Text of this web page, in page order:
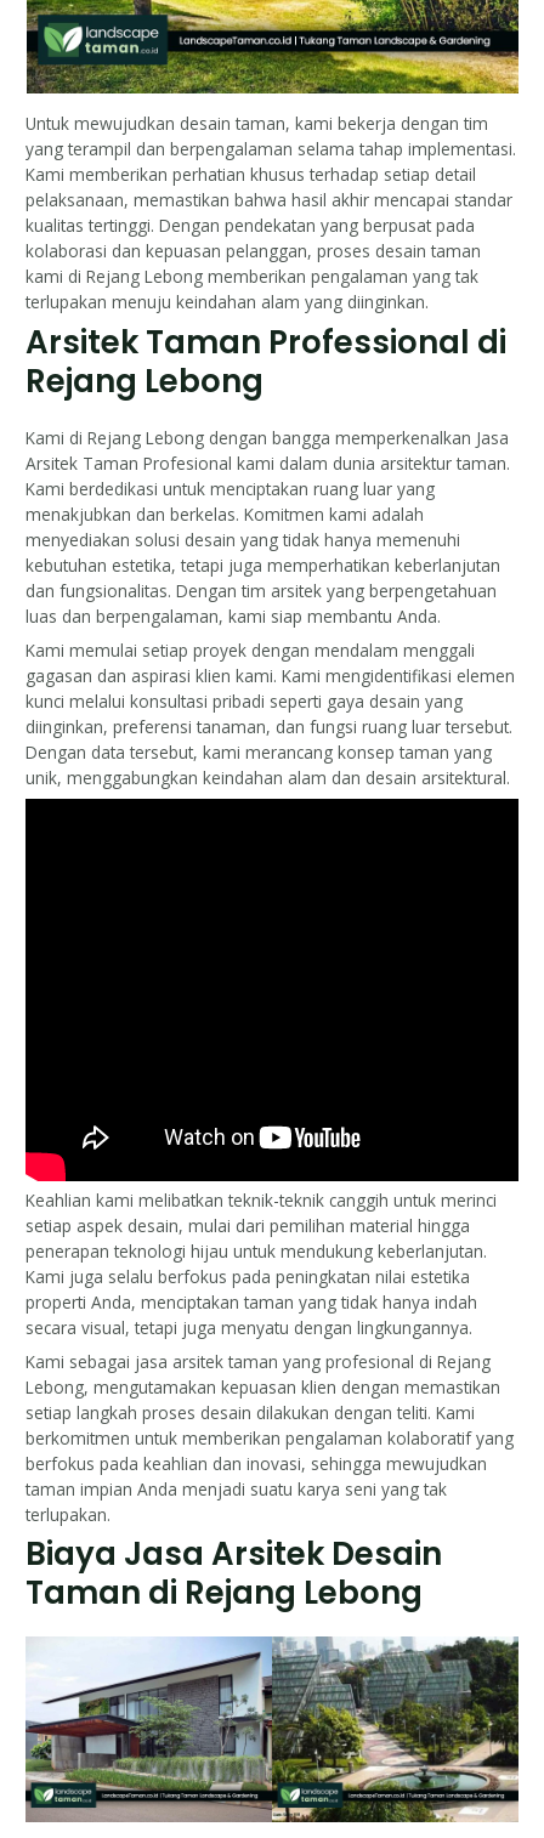
Untuk mewujudkan desain taman, kami bekerja dengan tim
yang terampil dan berpengalaman selama tahap implementasi.
Kami memberikan perhatian khusus terhadap setiap detail
pelaksanaan, memastikan bahwa hasil akhir mencapai standar
kualitas tertinggi. Dengan pendekatan yang berpusat pada
kolaborasi dan kepuasan pelanggan, proses desain taman
kami di Rejang Lebong memberikan pengalaman yang tak
terlupakan menuju keindahan alam yang diinginkan.
Arsitek Taman Professional di
Rejang Lebong
Kami di Rejang Lebong dengan bangga memperkenalkan Jasa
Arsitek Taman Profesional kami dalam dunia arsitektur taman.
Kami berdedikasi untuk menciptakan ruang luar yang
menakjubkan dan berkelas. Komitmen kami adalah
menyediakan solusi desain yang tidak hanya memenuhi
kebutuhan estetika, tetapi juga memperhatikan keberlanjutan
dan fungsionalitas. Dengan tim arsitek yang berpengetahuan
luas dan berpengalaman, kami siap membantu Anda.
Kami memulai setiap proyek dengan mendalam menggali
gagasan dan aspirasi klien kami. Kami mengidentifikasi elemen
kunci melalui konsultasi pribadi seperti gaya desain yang
diinginkan, preferensi tanaman, dan fungsi ruang luar tersebut.
Dengan data tersebut, kami merancang konsep taman yang
unik, menggabungkan keindahan alam dan desain arsitektural.
Keahlian kami melibatkan teknik-teknik canggih untuk merinci
setiap aspek desain, mulai dari pemilihan material hingga
penerapan teknologi hijau untuk mendukung keberlanjutan.
Kami juga selalu berfokus pada peningkatan nilai estetika
properti Anda, menciptakan taman yang tidak hanya indah
secara visual, tetapi juga menyatu dengan lingkungannya.
Kami sebagai jasa arsitek taman yang profesional di Rejang
Lebong, mengutamakan kepuasan klien dengan memastikan
setiap langkah proses desain dilakukan dengan teliti. Kami
berkomitmen untuk memberikan pengalaman kolaboratif yang
berfokus pada keahlian dan inovasi, sehingga mewujudkan
taman impian Anda menjadi suatu karya seni yang tak
terlupakan.
Biaya Jasa Arsitek Desain
Taman di Rejang Lebong